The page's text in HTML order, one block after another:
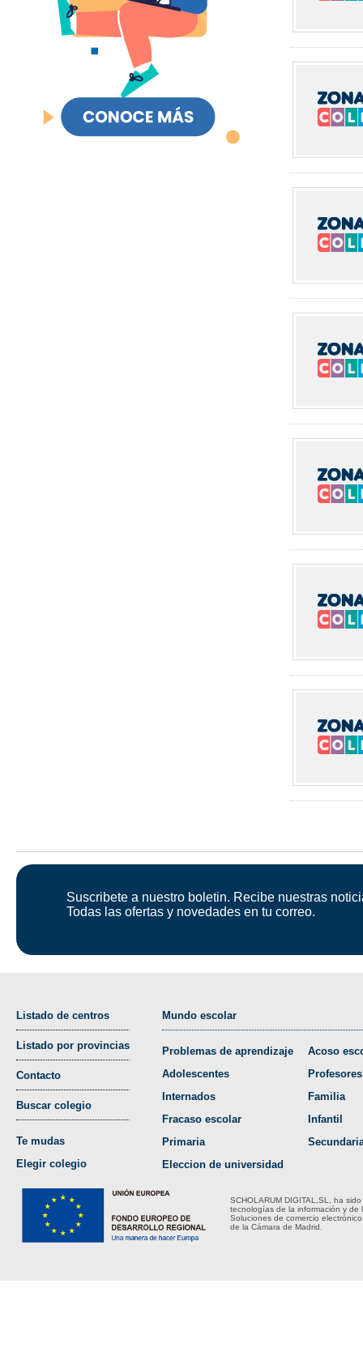
Suscribete a nuestro boletin. Recibe nuestras
Todas las ofertas y novedades en tu correo.
Listado de centros
Listado por provincias
Contacto
Buscar colegio
Te mudas
Elegir colegio
Mundo escolar
Problemas de aprendizaje
Adolescentes
Internados
Fracaso escolar
Primaria
Eleccion de universidad
Acoso
Profesores
Familia
Infantil
SCHOLARUM DIGITAL,SL, ha
tecnologías de la información y de
Soluciones de comercio
de la Cámara de Madrid.